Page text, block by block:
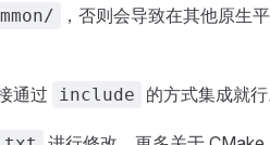
，否则会导致在其他原生
通过 include 的方式集成就行